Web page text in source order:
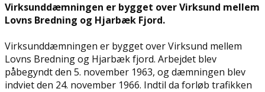
Virksunddæmningen er bygget over Virksund mellem
Lovns Bredning og Hjarbæk Fjord.
Virksunddæmningen er bygget over Virksund mellem
Lovns Bredning og Hjarbæk fjord. Arbejdet blev
påbegyndt den 5. november 1963, og dæmningen blev
indviet den 24. november 1966. Indtil da forløb trafikken